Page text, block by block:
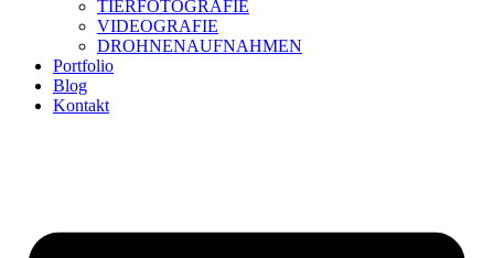
TIERFOTOGRAFIE
VIDEOGRAFIE
DROHNENAUFNAHMEN
Portfolio
Blog
Kontakt